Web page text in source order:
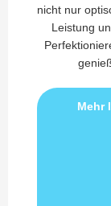
nicht nur
Leistung
Mehr